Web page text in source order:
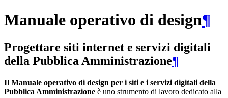
Manuale operativo di design¶
Progettare siti internet e servizi digitali
della Pubblica Amministrazione¶
Il Manuale operativo di design per i siti e i servizi digitali della
Pubblica Amministrazione è uno strumento di lavoro dedicato alla